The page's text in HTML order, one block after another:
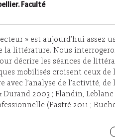
Faculté
» est aujourd’hui assez
la littérature. Nous
décrire les séances de
mobilisés croisent ceux de
l’analyse de l’activité, de
2003 ; Flandin,
(Pastré 2011 ;